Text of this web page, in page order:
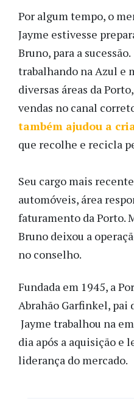
Por algum tempo, o
Jayme estivesse
Bruno, para a
trabalhando na Azul e
diversas áreas da
vendas no canal
também ajudou a
que recolhe e recicla
Seu cargo mais
automóveis, área
faturamento da Porto.
Bruno deixou a
no conselho.
Fundada em 1945, a
Abrahão Garfinkel, pai
Jayme trabalhou na
dia após a aquisição e
liderança do mercado.